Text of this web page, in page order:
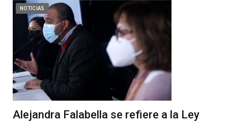
NOTICIAS
Alejandra Falabella se refiere a la Ley